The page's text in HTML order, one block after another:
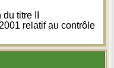
titre II
relatif au contrôle